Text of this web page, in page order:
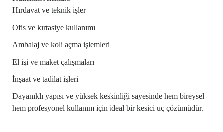
Hırdavat ve teknik işler
Ofis ve kırtasiye kullanımı
Ambalaj ve koli açma işlemleri
El işi ve maket çalışmaları
İnşaat ve tadilat işleri
Dayanıklı yapısı ve yüksek keskinliği sayesinde hem bireysel
hem profesyonel kullanım için ideal bir kesici uç çözümüdür.